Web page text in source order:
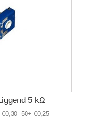
5 kΩ
€0,30 50+ €0,25